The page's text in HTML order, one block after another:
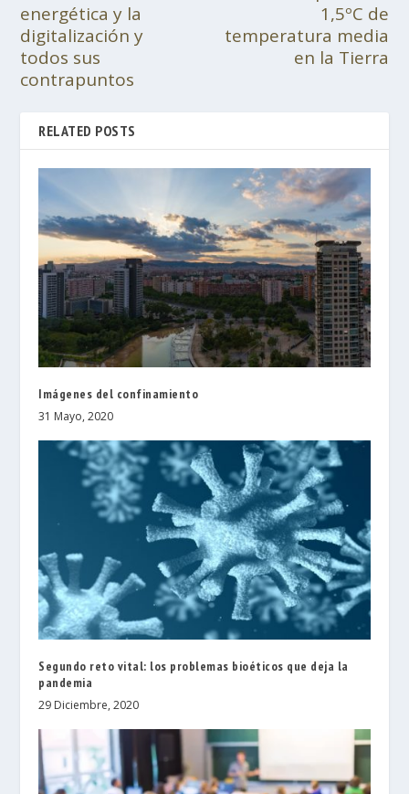
energética y la
digitalización y
todos sus
contrapuntos
1,5ºC de
temperatura media
en la Tierra
RELATED POSTS
Imágenes del confinamiento
31 Mayo, 2020
Segundo reto vital: los problemas bioéticos que deja la
pandemia
29 Diciembre, 2020